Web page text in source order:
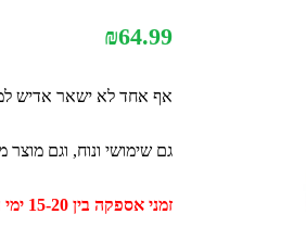
₪64.99
אף אחד לא ישאר אדיש
גם שימושי ונוח, וגם מוצר
זמני אספקה בין 15-20 ימי עסקים